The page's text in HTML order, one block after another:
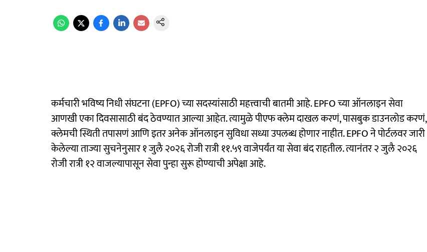
कर्मचारी भविष्य निधी संघटना (EPFO) च्या सदस्यांसाठी महत्त्वाची बातमी आहे. EPFO च्या ऑनलाइन सेवा
आणखी एका दिवसासाठी बंद ठेवण्यात आल्या आहेत. त्यामुळे पीएफ क्लेम दाखल करणं, पासबुक डाउनलोड करणं,
क्लेमची स्थिती तपासणं आणि इतर अनेक ऑनलाइन सुविधा सध्या उपलब्ध होणार नाहीत. EPFO ने पोर्टलवर जारी
केलेल्या ताज्या सुचनेनुसार १ जुलै २०२६ रोजी रात्री ११.५९ वाजेपर्यंत या सेवा बंद राहतील. त्यानंतर २ जुलै २०२६
रोजी रात्री १२ वाजल्यापासून सेवा पुन्हा सुरू होण्याची अपेक्षा आहे.